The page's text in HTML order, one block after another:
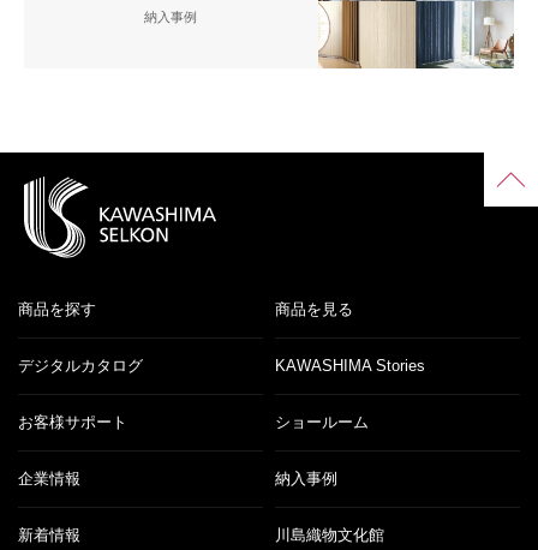
納入事例
商品を探す 商品を見る
デジタルカタログ KAWASHIMA Stories
お客様サポート ショールーム
企業情報 納入事例
新着情報 川島織物文化館